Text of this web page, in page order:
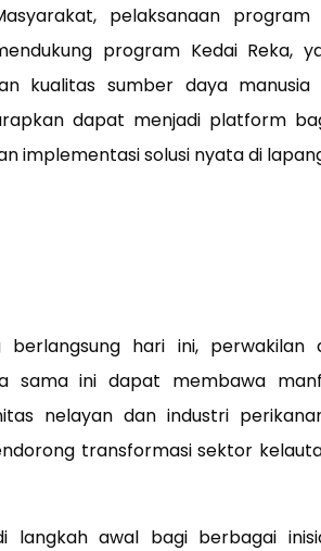
pelaksanaan
program Kedai Reka,
kualitas sumber daya
dapat menjadi platform
implementasi solusi nyata di
berlangsung hari ini, perwakilan
sama ini dapat membawa
nelayan dan industri
transformasi sektor
langkah awal bagi berbagai